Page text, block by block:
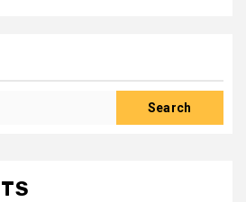
Search